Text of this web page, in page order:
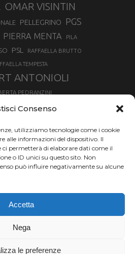
Consenso
utilizziamo tecnologie come i cookie
alle informazioni del dispositivo. Il
ci permetterà di elaborare dati come il
o ID unici su questo sito. Non
può influire negativamente su alcune
Accetta
Nega
le preferenze
OMAR VISINTIN
PELLEGRINO PGS
PIERRA MENTA PILA
PSL RAFFAELLA BRUTTO
TEMPESTA
ANTONIOLI
PEDRANZINI
SKIALPDEIPARCHI SKICROSS
SNOWBOARD
SPRINT
TROFEO MEZZALAMA
FIEMME
d'uso | Privacy |